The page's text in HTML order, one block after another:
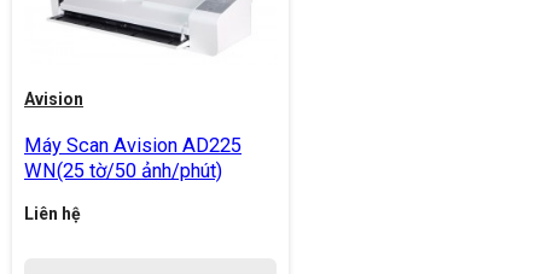
Avision
Máy Scan Avision AD225
WN(25 tờ/50 ảnh/phút)
Liên hệ